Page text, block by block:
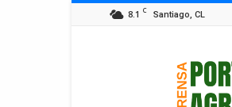
8.1 C Santiago, CL